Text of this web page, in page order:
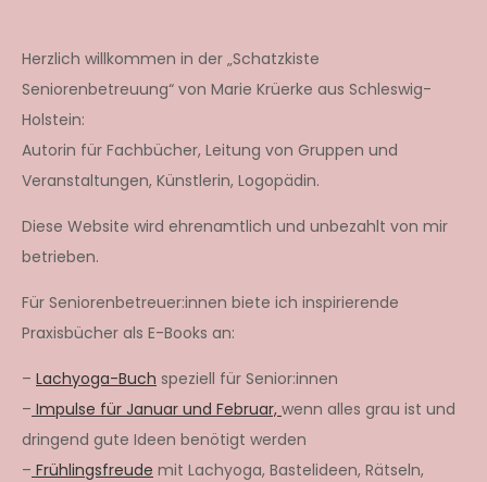
Herzlich willkommen in der „Schatzkiste
Seniorenbetreuung“ von Marie Krüerke aus Schleswig-
Holstein:
Autorin für Fachbücher, Leitung von Gruppen und
Veranstaltungen, Künstlerin, Logopädin.
Diese Website wird ehrenamtlich und unbezahlt von mir
betrieben.
Für Seniorenbetreuer:innen biete ich inspirierende
Praxisbücher als E-Books an:
– Lachyoga-Buch speziell für Senior:innen
– Impulse für Januar und Februar, wenn alles grau ist und
dringend gute Ideen benötigt werden
– Frühlingsfreude mit Lachyoga, Bastelideen, Rätseln,